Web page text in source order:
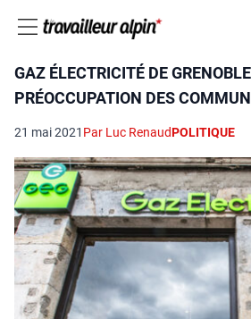
GAZ ÉLECTRICITÉ DE
PRÉOCCUPATION DES
21 mai 2021 Par Luc RenaudPOLITIQUE